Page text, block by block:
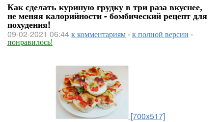
Как сделать куриную грудку в три раза вкуснее,
не меняя калорийности - бомбический рецепт для
похудения!
09-02-2021 06:44к комментариям-к полной версии -
понравилось!
[700x517]